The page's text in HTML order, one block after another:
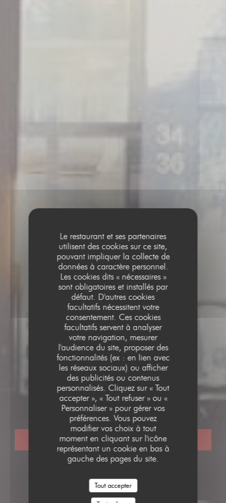
Le restaurant et ses partenaires
utilisent des cookies sur ce site,
pouvant impliquer la collecte de
données à caractère personnel.
Les cookies dits « nécessaires »
sont obligatoires et installés par
défaut. D'autres cookies
facultatifs nécessitent votre
consentement. Ces cookies
facultatifs servent à analyser
votre navigation, mesurer
l'audience du site, proposer des
fonctionnalités (ex : en lien avec
les réseaux sociaux) ou afficher
des publicités ou contenus
personnalisés. Cliquez sur « Tout
accepter », « Tout refuser » ou «
Personnaliser » pour gérer vos
préférences. Vous pouvez
modifier vos choix à tout
moment en cliquant sur l'icône
représentant un cookie en bas à
gauche des pages du site.
Tout accepter
RESTAURANT TRADITIONNEL• PARIS
Le Paris 17
RÉSERVER
LE PARIS 17